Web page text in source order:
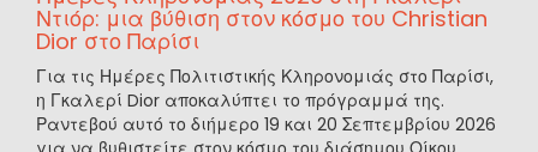
Ντιόρ: μια βύθιση στον κόσμο του Christian
Dior στο Παρίσι
Για τις Ημέρες Πολιτιστικής Κληρονομιάς στο Παρίσι,
η Γκαλερί Dior αποκαλύπτει το πρόγραμμά της.
Ραντεβού αυτό το διήμερο 19 και 20 Σεπτεμβρίου 2026